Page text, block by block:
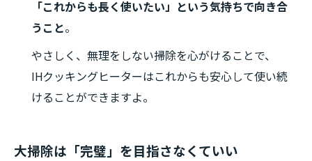
「これからも長く使いたい」という気持ちで向き合
うこと。
やさしく、無理をしない掃除を心がけることで、
IHクッキングヒーターはこれからも安心して使い続
けることができますよ。
大掃除は「完璧」を目指さなくていい